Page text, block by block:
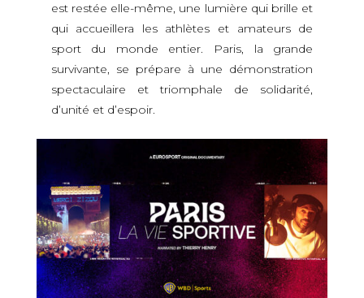
est restée elle-même, une lumière qui brille et
qui accueillera les athlètes et amateurs de
sport du monde entier. Paris, la grande
survivante, se prépare à une démonstration
spectaculaire et triomphale de solidarité,
d’unité et d’espoir.